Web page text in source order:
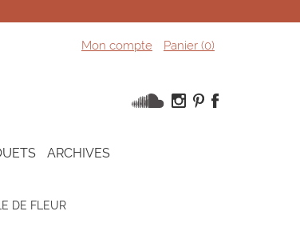
Mon compte Panier (0)
ARCHIVES
DE FLEUR